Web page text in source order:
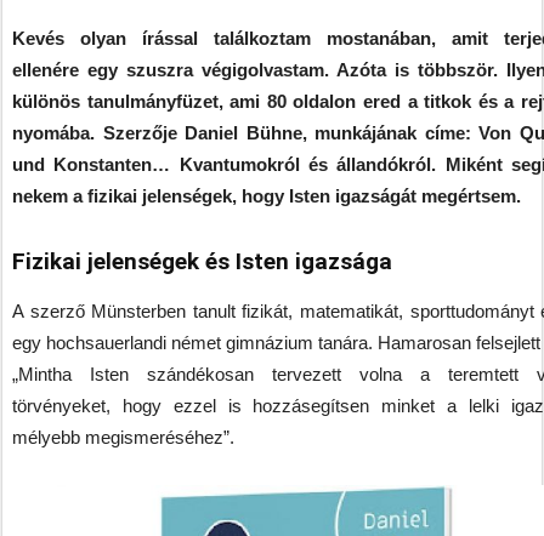
Kevés olyan írással találkoztam mostanában, amit
ellenére egy szuszra végigolvastam. Azóta is többször.
különös tanulmányfüzet, ami 80 oldalon ered a titkok és a
nyomába. Szerzője Daniel Bühne, munkájának címe: Von
und Konstanten… Kvantumokról és állandókról. Miként
nekem a fizikai jelenségek, hogy Isten igazságát megértsem.
Fizikai jelenségek és Isten igazsága
A szerző Münsterben tanult fizikát, matematikát, sporttudományt
egy hochsauerlandi német gimnázium tanára. Hamarosan felsejlett
„Mintha Isten szándékosan tervezett volna a teremtett
törvényeket, hogy ezzel is hozzásegítsen minket a lelki
mélyebb megismeréséhez”.